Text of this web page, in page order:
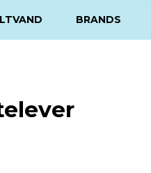
BRANDS